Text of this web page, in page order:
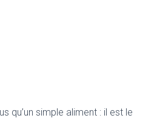
qu’un simple aliment : il est le